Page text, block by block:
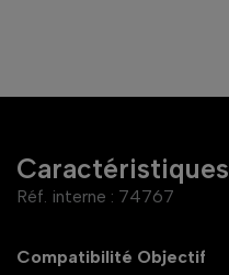
Caractéristiques
Réf. interne : 74767
Compatibilité Objectif